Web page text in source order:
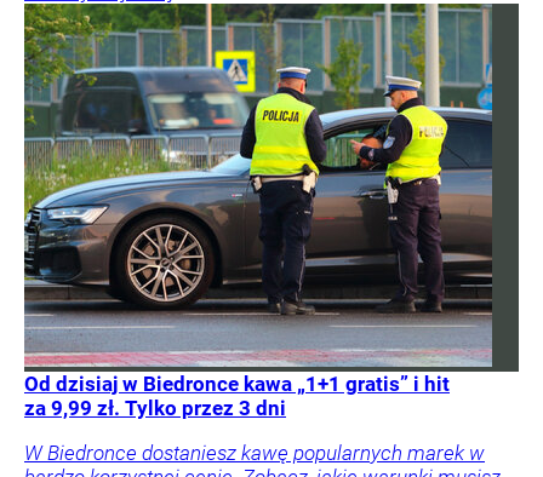
Od dzisiaj w Biedronce kawa „1+1 gratis” i hit
za 9,99 zł. Tylko przez 3 dni
W Biedronce dostaniesz kawę popularnych marek w